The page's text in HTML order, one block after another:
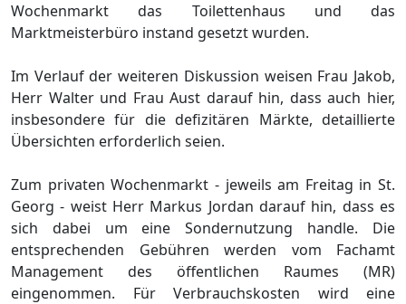
Wochenmarkt das Toilettenhaus und das
Marktmeisterbüro instand gesetzt wurden.
Im Verlauf der weiteren Diskussion weisen Frau Jakob,
Herr Walter und Frau Aust darauf hin, dass auch hier,
insbesondere für die defizitären Märkte, detaillierte
Übersichten erforderlich seien.
Zum privaten Wochenmarkt - jeweils am Freitag in St.
Georg - weist Herr Markus Jordan darauf hin, dass es
sich dabei um eine Sondernutzung handle. Die
entsprechenden Gebühren werden vom Fachamt
Management des öffentlichen Raumes (MR)
eingenommen. Für Verbrauchskosten wird eine